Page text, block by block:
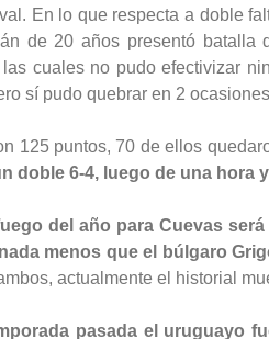
En lo que respecta a doble
de 20 años presentó batalla
cuales no pudo efectivizar
sí pudo quebrar en 2
125 puntos, 70 de ellos
doble 6-4, luego de una hora
del año para Cuevas
menos que el búlgaro
actualmente el historial
pasada el uruguayo